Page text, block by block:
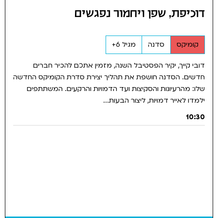
דוכיפת, שפן ויחמור נפגשים
קומיקס סדנה מגיל 6+
דובי קייך, יקיר הפסטיבל השנה, מזמין אתכם להכיר חברים
חדשים. הסדנה חושפת את תהליך יצירת סדרת הקומיקס החדשה
שלו: מהרעיונות והסקיצות ועד הדמויות והרקעים. המשתתפים
ילמדו לאייר דמויות, ליצור הבעות...
10:30